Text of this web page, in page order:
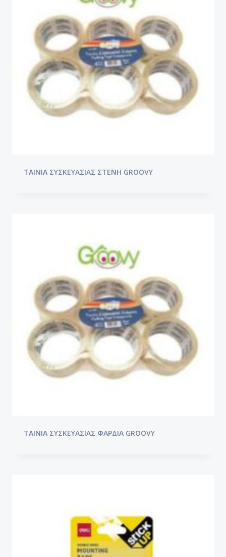
ΤΑΙΝΙΑ ΣΥΣΚΕΥΑΣΙΑΣ ΣΤΕΝΗ GROOVY
ΤΑΙΝΙΑ ΣΥΣΚΕΥΑΣΙΑΣ ΦΑΡΔΙΑ GROOVY